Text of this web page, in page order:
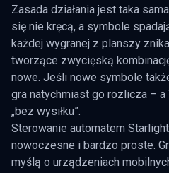
Zasada działania jest taka
się nie kręcą, a symbole
każdej wygranej z planszy
tworzące zwycięską
nowe. Jeśli nowe symbole
gra natychmiast go rozlicza –
„bez wysiłku”.
Sterowanie automatem
nowoczesne i bardzo proste.
myślą o urządzeniach